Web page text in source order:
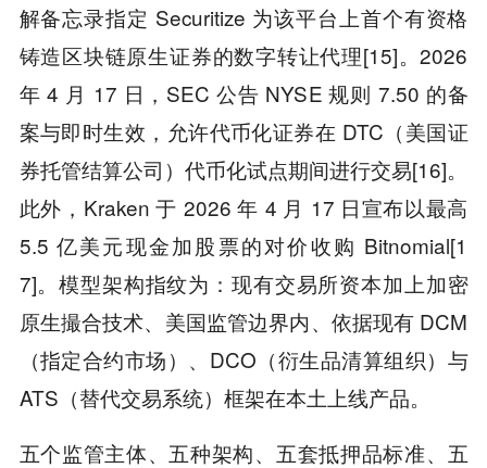
解备忘录指定 Securitize 为该平台上首个有资格
铸造区块链原生证券的数字转让代理[15]。2026
年 4 月 17 日，SEC 公告 NYSE 规则 7.50 的备
案与即时生效，允许代币化证券在 DTC（美国证
券托管结算公司）代币化试点期间进行交易[16]。
此外，Kraken 于 2026 年 4 月 17 日宣布以最高
5.5 亿美元现金加股票的对价收购 Bitnomial[1
7]。模型架构指纹为：现有交易所资本加上加密
原生撮合技术、美国监管边界内、依据现有 DCM
（指定合约市场）、DCO（衍生品清算组织）与
ATS（替代交易系统）框架在本土上线产品。
五个监管主体、五种架构、五套抵押品标准、五